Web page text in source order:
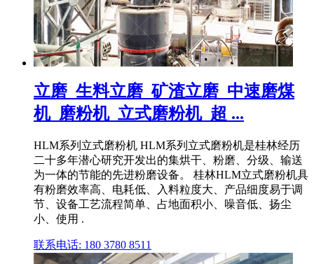
立磨_生料立磨_矿渣立磨_中速磨煤
机_磨粉机_立式磨粉机_超 ...
HLM系列立式磨粉机 HLM系列立式磨粉机是桂林经历
二十多年潜心研究开发出的集烘干、粉磨、分级、输送
为一体的节能的先进粉磨设备。 桂林HLM立式磨粉机具
有粉磨效率高、电耗低、入料粒度大、产品细度易于调
节、设备工艺流程简单、占地面积小、噪音低、扬尘
小、使用 .
联系电话: 180 3780 8511